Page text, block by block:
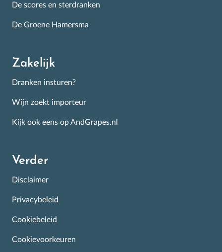
De scores en sterdranken
De Groene Hamersma
Zakelijk
Dranken insturen?
Wijn zoekt importeur
Kijk ook eens op AndGrapes.nl
Verder
Disclaimer
Privacybeleid
Cookiebeleid
Cookievoorkeuren